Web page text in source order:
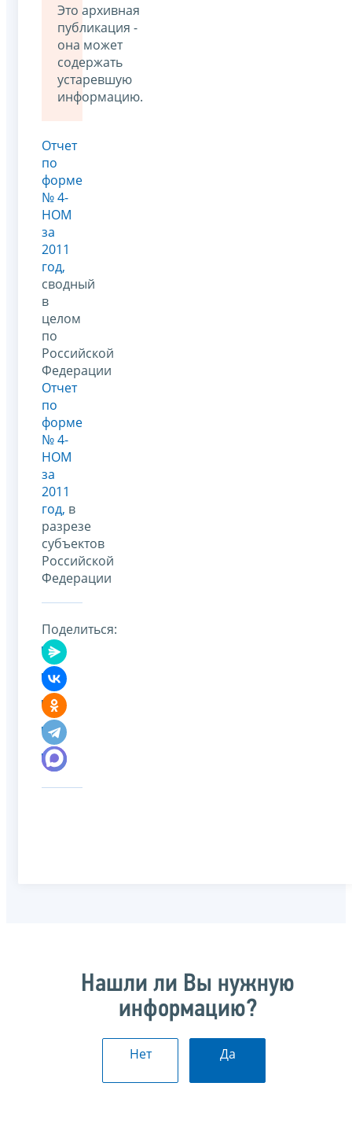
Это архивная
публикация -
она может
содержать
устаревшую
информацию.
Отчет
по
форме
№ 4-
НОМ
за
2011
год,
сводный
в
целом
по
Российской
Федерации
Отчет
по
форме
№ 4-
НОМ
за
2011
год, в
разрезе
субъектов
Российской
Федерации
Поделиться:
Нашли ли Вы нужную
информацию?
Нет Да